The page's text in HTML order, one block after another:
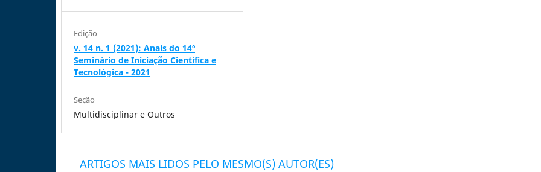
Edição
v. 14 n. 1 (2021): Anais do 14º
Seminário de Iniciação Científica e
Tecnológica - 2021
Seção
Multidisciplinar e Outros
ARTIGOS MAIS LIDOS PELO MESMO(S) AUTOR(ES)